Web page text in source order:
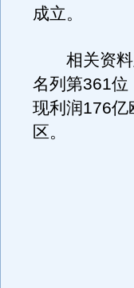
成立。
相关资料
名列第361位
现利润176亿
区。